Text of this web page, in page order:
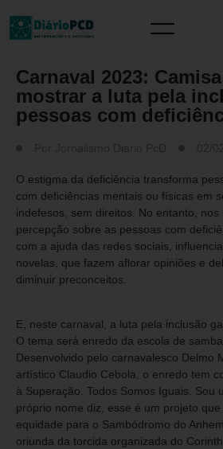
Carnaval 2023:
mostrar a luta pela
pessoas com
O estigma da deficiência transforma
com deficiências mentais ou físicas em
indefesos, sem direitos. No entanto, nos
percepção sobre as pessoas com
com a ajuda das redes sociais,
novelas, que fazem aflorar opiniões e
diminuir preconceitos.
E, neste carnaval, a luta pela inclusão
O tema será enredo da escola de
Desenvolvido pelo carnavalesco Delmo
artístico Claudio Cebola, o enredo tem
à Superação. Todos Somos Iguais. Sou
próprio nome diz, esse é um projeto
equidade para o Sambódromo do
oriunda da torcida organizada do